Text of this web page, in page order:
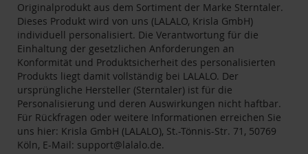
Originalprodukt aus dem Sortiment der Marke Sterntaler.
Dieses Produkt wird von uns (LALALO, Krisla GmbH)
individuell personalisiert. Die Verantwortung für die
Einhaltung der gesetzlichen Anforderungen an
Konformität und Produktsicherheit des personalisierten
Produkts liegt damit vollständig bei LALALO. Der
ursprüngliche Hersteller (Sterntaler) ist für die
Personalisierung und deren Auswirkungen nicht haftbar.
Für Rückfragen oder weitere Informationen erreichen Sie
uns hier: Krisla GmbH (LALALO), St.-Tönnis-Str. 71, 50769
Köln, E-Mail: support@lalalo.de.